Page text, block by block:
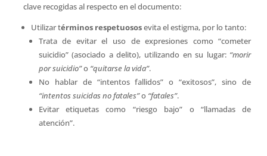
clave recogidas al respecto en el documento:
Utilizar términos respetuososevita el estigma, por lo tanto:
Trata de evitar el uso de expresiones como “cometer
suicidio” (asociado a delito), utilizando en su lugar: “morir
por suicidio”o “quitarse la vida”.
No hablar de “intentos fallidos” o “exitosos”, sino de
“intentos suicidas no fatales”o “fatales”.
Evitar etiquetas como “riesgo bajo” o “llamadas de
atención”.